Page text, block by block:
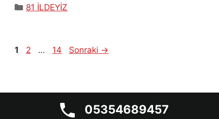
Kategoriler
81 İLDEYİZ
Sayfa
1 Sayfa
2 … Sayfa
14 Sonraki →
© 2026US Dedektör. Yeraltı Görüntüleme ve
Dedektör Sistemleri. Tüm hakları saklıdır.
05354689457